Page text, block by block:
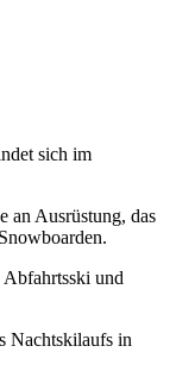
sich im
an Ausrüstung, das
und
Nachtskilaufs in